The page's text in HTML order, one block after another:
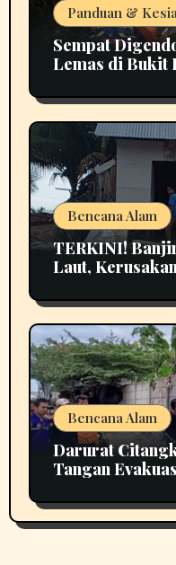
Panduan &
Sempat
Lemas di Bukit
Bencana Alam
TERKINI!
Laut, Kerusakan
Bencana Alam
Darurat
Tangan